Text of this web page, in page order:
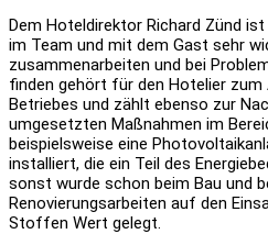
Dem Hoteldirektor Richard Zünd
im Team und mit dem Gast sehr
zusammenarbeiten und bei
finden gehört für den Hotelier zum
Betriebes und zählt ebenso zur
umgesetzten Maßnahmen im
beispielsweise eine
installiert, die ein Teil des
sonst wurde schon beim Bau und
Renovierungsarbeiten auf den
Stoffen Wert gelegt.